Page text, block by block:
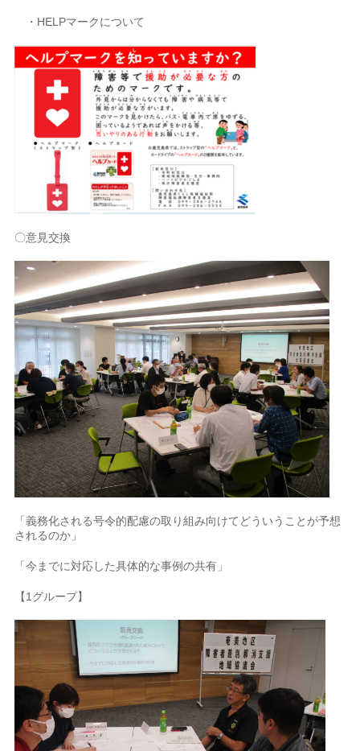
・HELPマークについて
〇意見交換
「義務化される号令的配慮の取り組み向けてどういうことが予想
されるのか」
「今までに対応した具体的な事例の共有」
【1グループ】